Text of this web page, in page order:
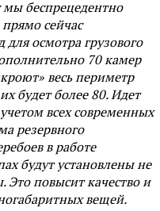
беспрецедентно
сейчас
осмотра грузового
70 камер
весь периметр
будет более 80. Идет
всех современных
резервного
в работе
будут установлены не
Это повысит качество и
вещей.